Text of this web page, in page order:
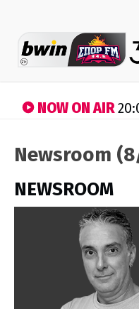
NOW ON AIR
Newsroom
NEWSROOM